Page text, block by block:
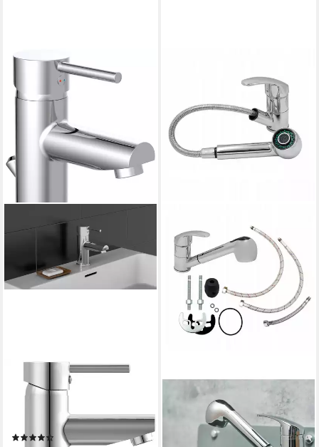
Waschtischarmatur Altana mit
Mischbatterie, Chrom
(30)
Waschtischarmatur GAMMA
SILBER Spültischarmatur
Wasserhahn Ausziehbar
Brause Mischbatterie